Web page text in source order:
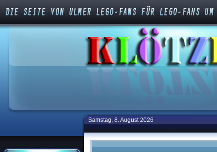
Samstag, 8. August 2026